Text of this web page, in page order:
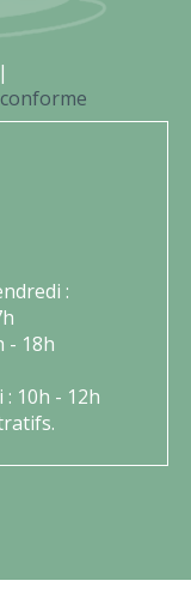
:
- 18h
10h - 12h